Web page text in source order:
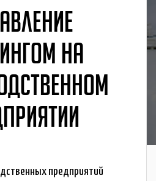
НА
предприятий